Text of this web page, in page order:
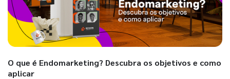
O que é Endomarketing? Descubra os objetivos e como
aplicar